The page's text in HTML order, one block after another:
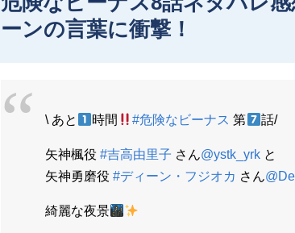
ーンの言葉に衝撃！
\ あと 時間 #危険なビーナス 第 話/
矢神楓役 #吉高由里子 さん@ystk_yrk と
矢神勇磨役 #ディーン・フジオカ さん
綺麗な夜景